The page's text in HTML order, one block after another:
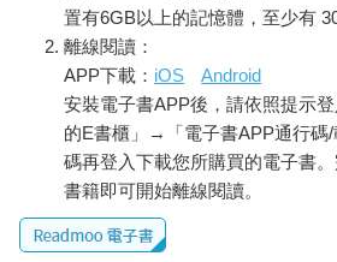
置有6GB以上的記憶體，至少有
離線閱讀：
APP下載： iOS
Android
安裝電子書APP後，請依照提示
的E書櫃」→「電子書APP通行碼
碼再登入下載您所購買的電子書
書籍即可開始離線閱讀。